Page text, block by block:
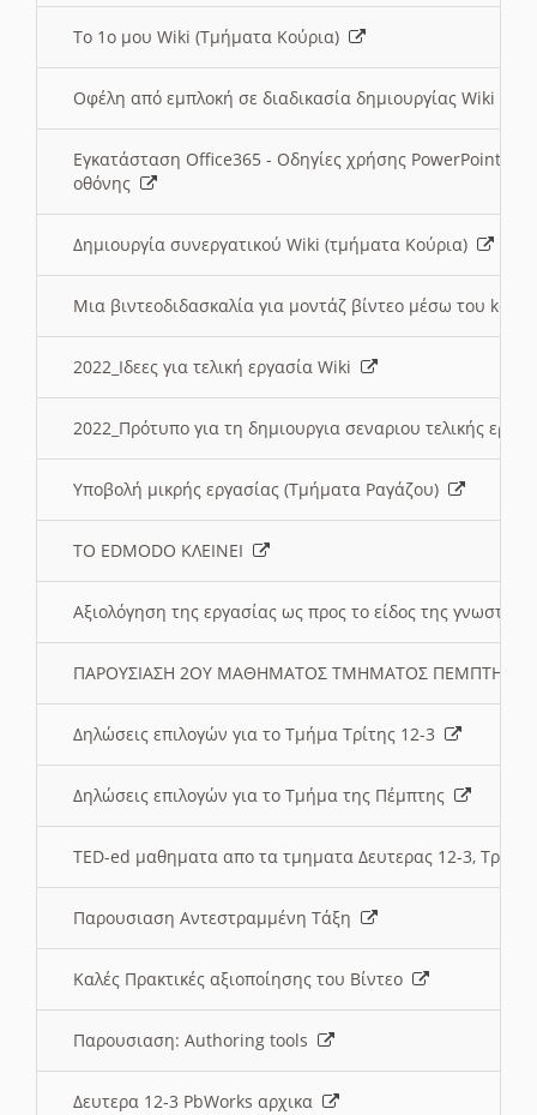
Το 1ο μου Wiki (Τμήματα Κούρια)
Οφέλη από εμπλοκή σε διαδικασία δημιουργίας Wiki
Εγκατάσταση Office365 - Οδηγίες χρήσης PowerPoint
οθόνης
Δημιουργία συνεργατικού Wiki (τμήματα Κούρια)
Μια βιντεοδιδασκαλία για μοντάζ βίντεο μέσω του
2022_Ιδεες για τελική εργασία Wiki
2022_Πρότυπο για τη δημιουργια σεναριου τελικής
Υποβολή μικρής εργασίας (Τμήματα Ραγάζου)
ΤΟ EDMODO ΚΛΕΙΝΕΙ
Αξιολόγηση της εργασίας ως προς το είδος της
ΠΑΡΟΥΣΙΑΣΗ 2ΟΥ ΜΑΘΗΜΑΤΟΣ ΤΜΗΜΑΤΟΣ
Δηλώσεις επιλογών για το Τμήμα Τρίτης 12-3
Δηλώσεις επιλογών για το Τμήμα της Πέμπτης
TED-ed μαθηματα απο τα τμηματα Δευτερας 12-3,
Παρουσιαση Αντεστραμμένη Τάξη
Καλές Πρακτικές αξιοποίησης του Βίντεο
Παρουσιαση: Authoring tools
Δευτερα 12-3 PbWorks αρχικα